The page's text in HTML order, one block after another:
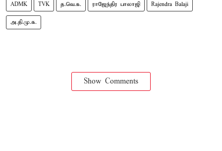
ADMK TVK த.வெ.க. ராஜேந்திர பாலாஜி Rajendra Balaji
அ.தி.மு.க.
Show Comments